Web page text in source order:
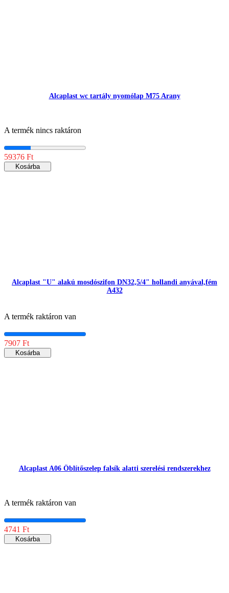
Alcaplast wc tartály nyomólap M75 Arany
A termék nincs raktáron
59376 Ft
Kosárba
Alcaplast "U" alakú mosdószifon DN32,5/4" hollandi anyával,fém
A432
A termék raktáron van
7907 Ft
Kosárba
Alcaplast A06 Öblítőszelep falsík alatti szerelési rendszerekhez
A termék raktáron van
4741 Ft
Kosárba